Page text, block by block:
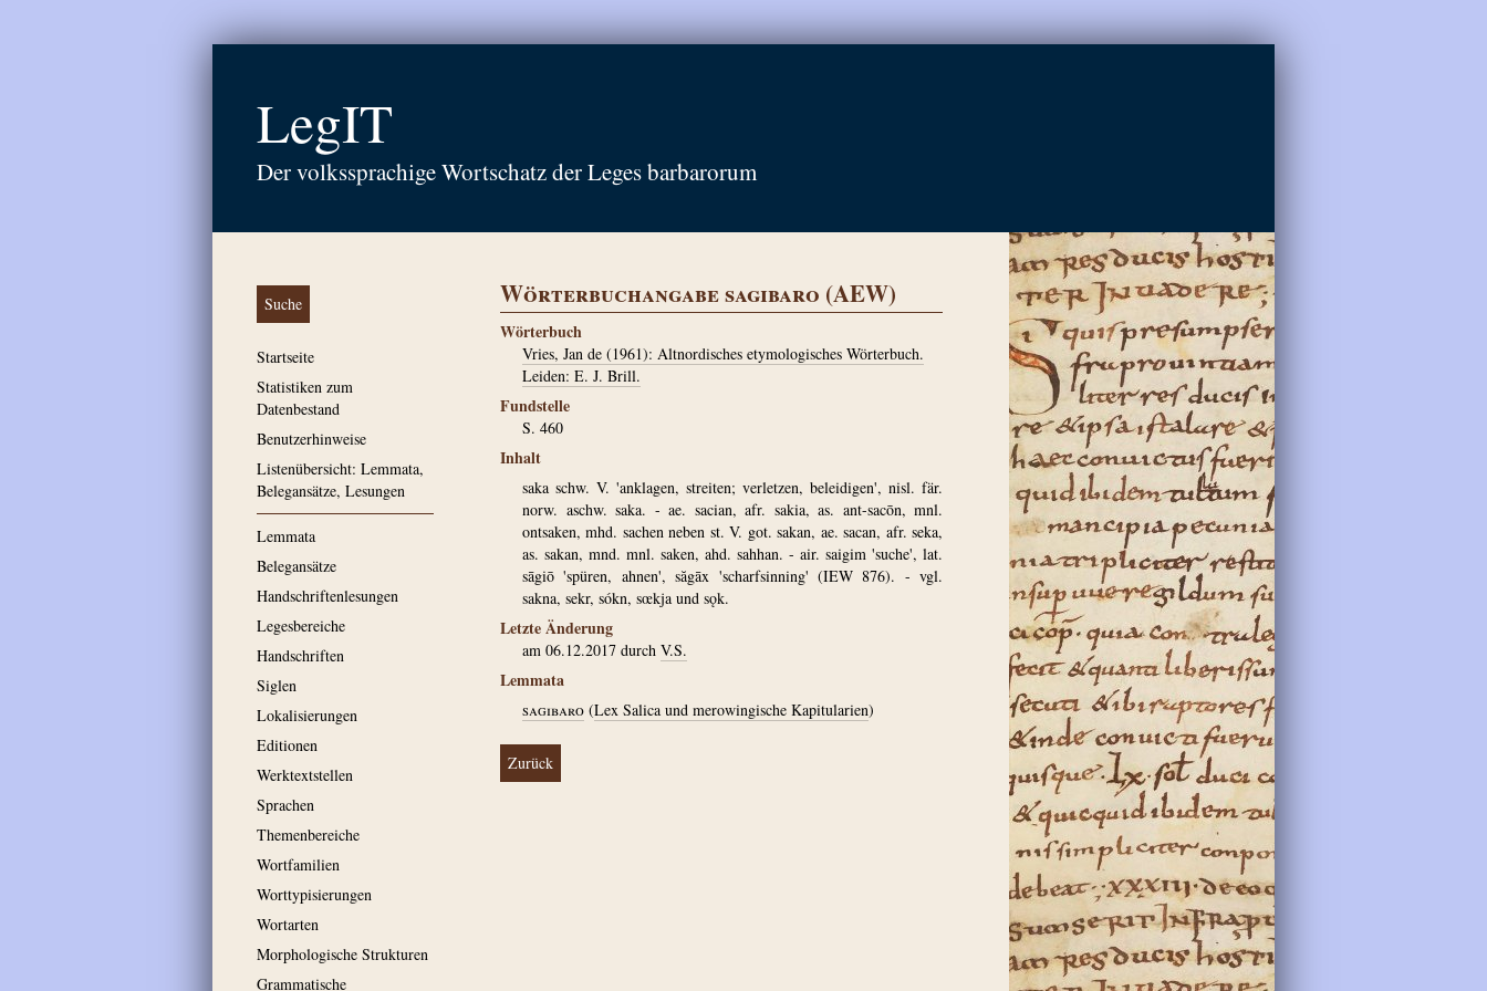
LegIT
Der volkssprachige Wortschatz der Leges barbarorum
Suche
Startseite
Statistiken zum
Datenbestand
Benutzerhinweise
Listenübersicht: Lemmata,
Belegansätze, Lesungen
Lemmata
Belegansätze
Handschriftenlesungen
Legesbereiche
Handschriften
Siglen
Lokalisierungen
Editionen
Werktextstellen
Sprachen
Themenbereiche
Wortfamilien
Worttypisierungen
Wortarten
Morphologische Strukturen
Grammatische
Wörterbuchangabe sagibaro (AEW)
Wörterbuch
Vries, Jan de (1961): Altnordisches etymologisches Wörterbuch.
Leiden: E. J. Brill.
Fundstelle
S. 460
Inhalt
saka schw. V. 'anklagen, streiten; verletzen, beleidigen', nisl. fär.
norw. aschw. saka. - ae. sacian, afr. sakia, as. ant-sacōn, mnl.
ontsaken, mhd. sachen neben st. V. got. sakan, ae. sacan, afr. seka,
as. sakan, mnd. mnl. saken, ahd. sahhan. - air. saigim 'suche', lat.
sāgiō 'spüren, ahnen', săgāx 'scharfsinning' (IEW 876). - vgl.
sakna, sekr, sókn, sœkja und sǫk.
Letzte Änderung
am 06.12.2017 durch V.S.
Lemmata
sagibaro (Lex Salica und merowingische Kapitularien)
Zurück